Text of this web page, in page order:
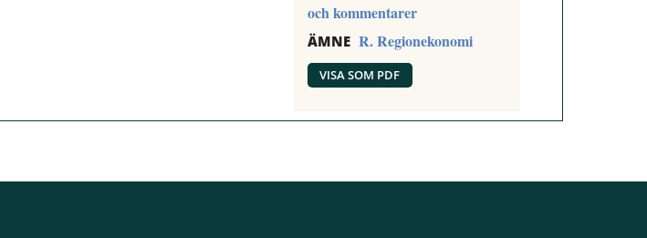
och kommentarer
ÄMNE R. Regionekonomi
VISA SOM PDF